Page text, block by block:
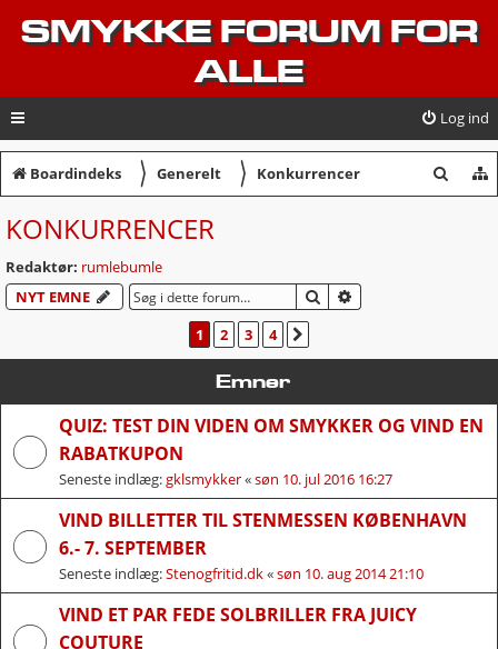
SMYKKE FORUM FOR
ALLE
Log ind
Boardindeks 〉 Generelt 〉 Konkurrencer
KONKURRENCER
Redaktør: rumlebumle
NYT EMNE
SØG
1
2 3 4
Emner
QUIZ: TEST DIN VIDEN OM SMYKKER OG VIND EN
RABATKUPON
Seneste indlæg:gklsmykker«søn 10. jul 2016 16:27
VIND BILLETTER TIL STENMESSEN KØBENHAVN
6.- 7. SEPTEMBER
Seneste indlæg:Stenogfritid.dk«søn 10. aug 2014 21:10
VIND ET PAR FEDE SOLBRILLER FRA JUICY
COUTURE